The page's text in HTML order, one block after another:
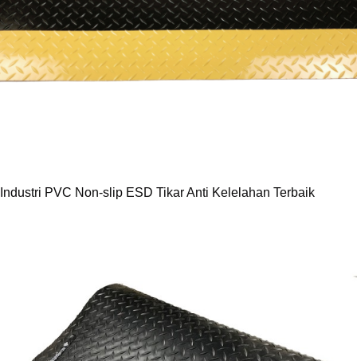
Industri PVC Non-slip ESD Tikar Anti Kelelahan Terbaik